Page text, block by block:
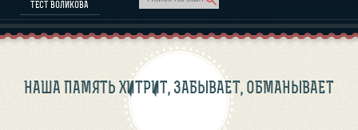
ТЕСТ ВОЛИКОВА
ПРОГНОЗЫ И АНАЛИТИКА
НАША ПАМЯТЬ ХИТРИТ, ЗАБЫВАЕТ, ОБМАНЫВАЕТ